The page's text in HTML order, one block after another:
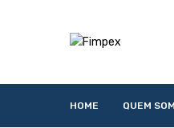
HOME QUEM